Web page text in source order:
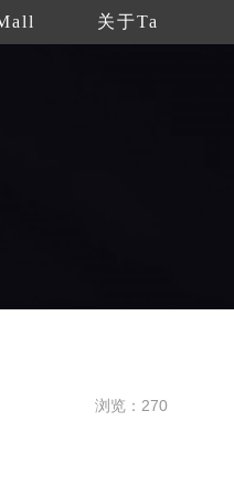
关于Ta
浏览：270